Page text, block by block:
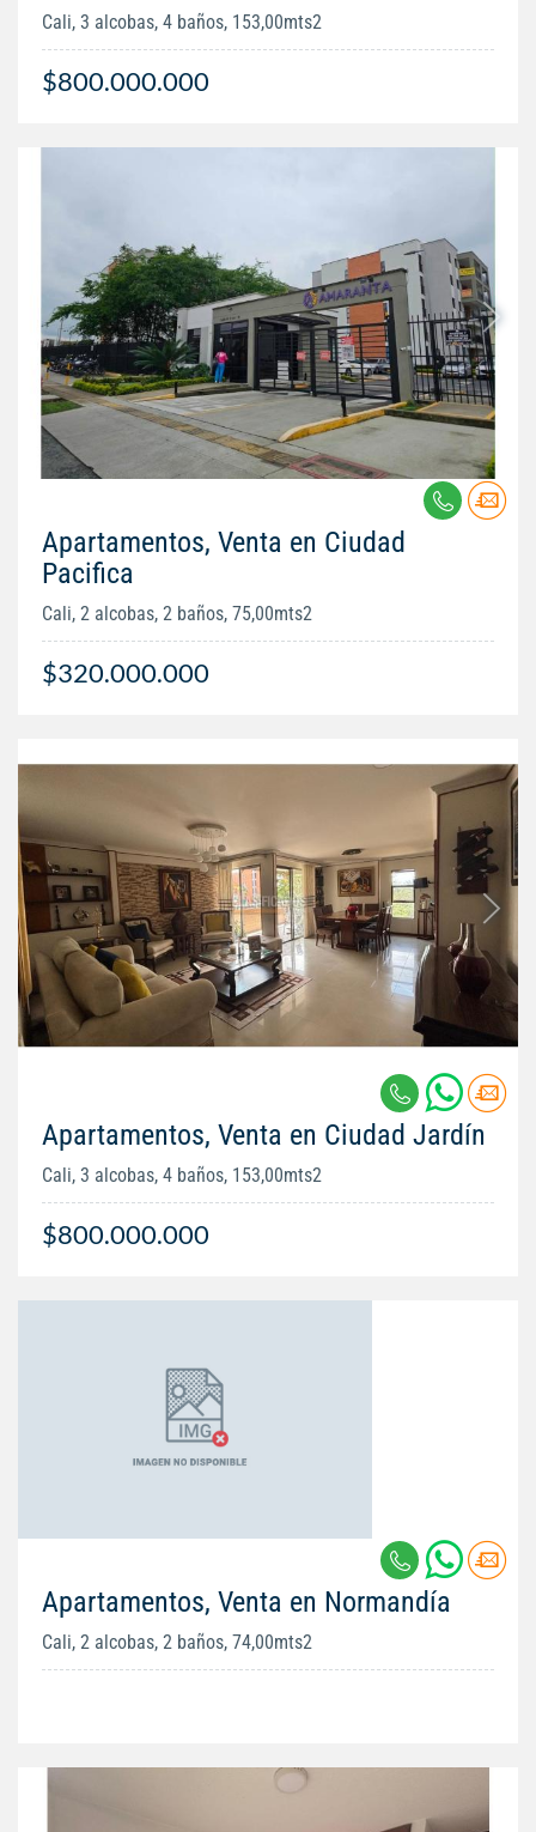
Cali, 3 alcobas, 4 baños, 153,00mts2
$800.000.000
Apartamentos, Venta en Ciudad
Pacifica
Cali, 2 alcobas, 2 baños, 75,00mts2
$320.000.000
Apartamentos, Venta en Ciudad Jardín
Cali, 3 alcobas, 4 baños, 153,00mts2
$800.000.000
Apartamentos, Venta en Normandía
Cali, 2 alcobas, 2 baños, 74,00mts2